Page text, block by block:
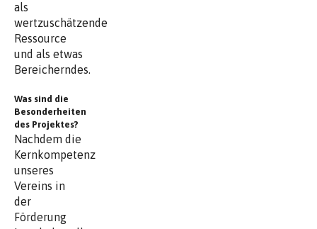
als
wertzuschätzende
Ressource
und als etwas
Bereicherndes.
Was sind die
Besonderheiten
des Projektes?
Nachdem die
Kernkompetenz
unseres
Vereins in
der
Förderung